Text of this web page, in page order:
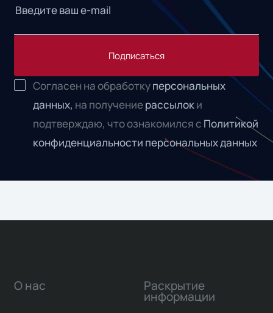
Подписаться
Согласен на обработкуперсональных
данных, на получениерассылоки
подтверждаю, что ознакомился с Политикой
конфиденциальности персональных данных
О нас Раскрытие
информации